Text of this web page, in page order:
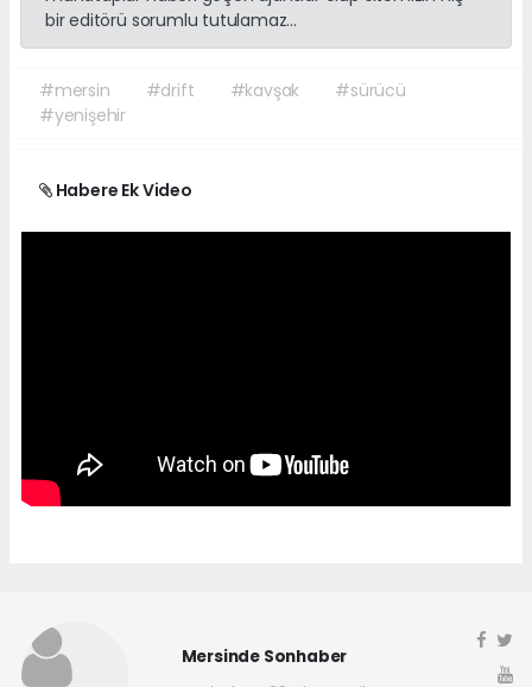
bir editörü sorumlu tutulamaz...
#mersin #drift #kavşak
#sürücü
#yenişehir
Habere Ek Video
Mersinde Sonhaber